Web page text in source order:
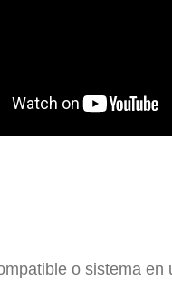
o sistema en